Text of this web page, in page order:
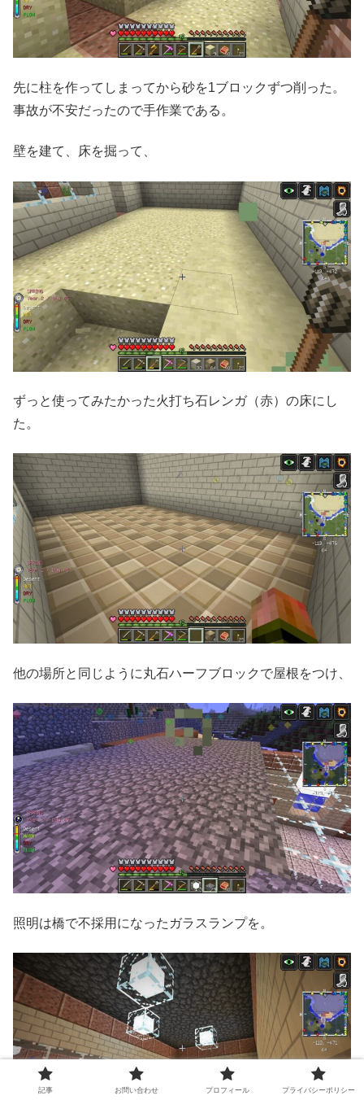
先に柱を作ってしまってから砂を1ブロックずつ削った。
事故が不安だったので手作業である。
壁を建て、床を掘って、
ずっと使ってみたかった火打ち石レンガ（赤）の床にし
た。
他の場所と同じように丸石ハーフブロックで屋根をつけ、
照明は橋で不採用になったガラスランプを。
記事 お問い合わせ プロフィール プライバシーポリシー